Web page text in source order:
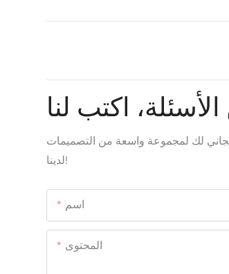
اكتب لنا
لك لمجموعة واسعة من التصميمات
لدينا!
اسم
المحتوى